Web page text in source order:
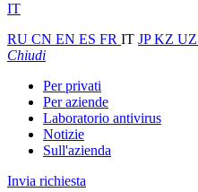
IT
RU CN EN ES FR IT JPKZ UZ
Chiudi
Per privati
Per aziende
Laboratorio antivirus
Notizie
Sull'azienda
Invia richiesta